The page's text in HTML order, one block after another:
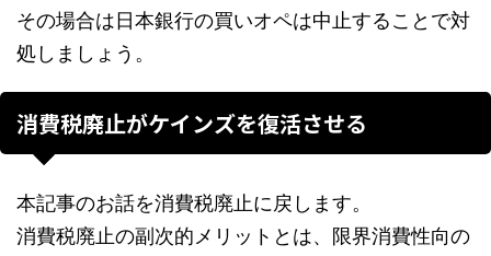
その場合は日本銀行の買いオペは中止することで対
処しましょう。
消費税廃止がケインズを復活させる
本記事のお話を消費税廃止に戻します。
消費税廃止の副次的メリットとは、限界消費性向の